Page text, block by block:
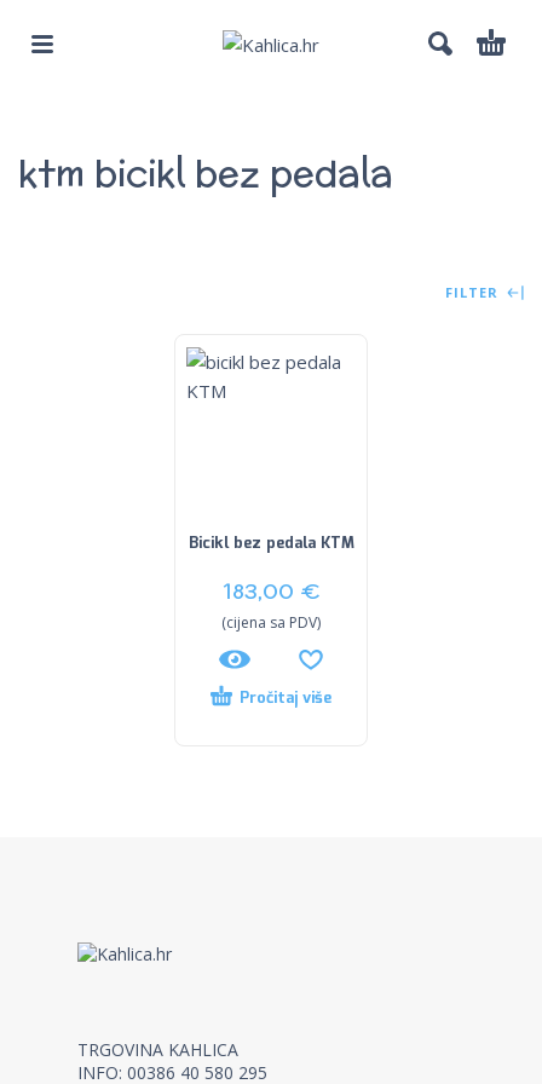
ktm bicikl bez pedala
FILTER
Bicikl bez pedala KTM
183,00 €
(cijena sa PDV)
Pročitaj više
TRGOVINA KAHLICA
INFO: 00386 40 580 295